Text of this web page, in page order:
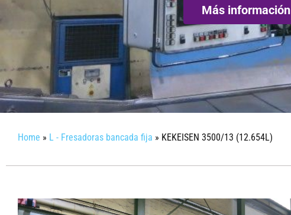
Más información
Home » L - Fresadoras bancada fija » KEKEISEN 3500/13 (12.654L)